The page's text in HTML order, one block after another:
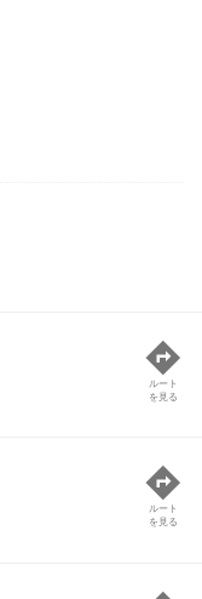
ルート
を見る
ルート
を見る